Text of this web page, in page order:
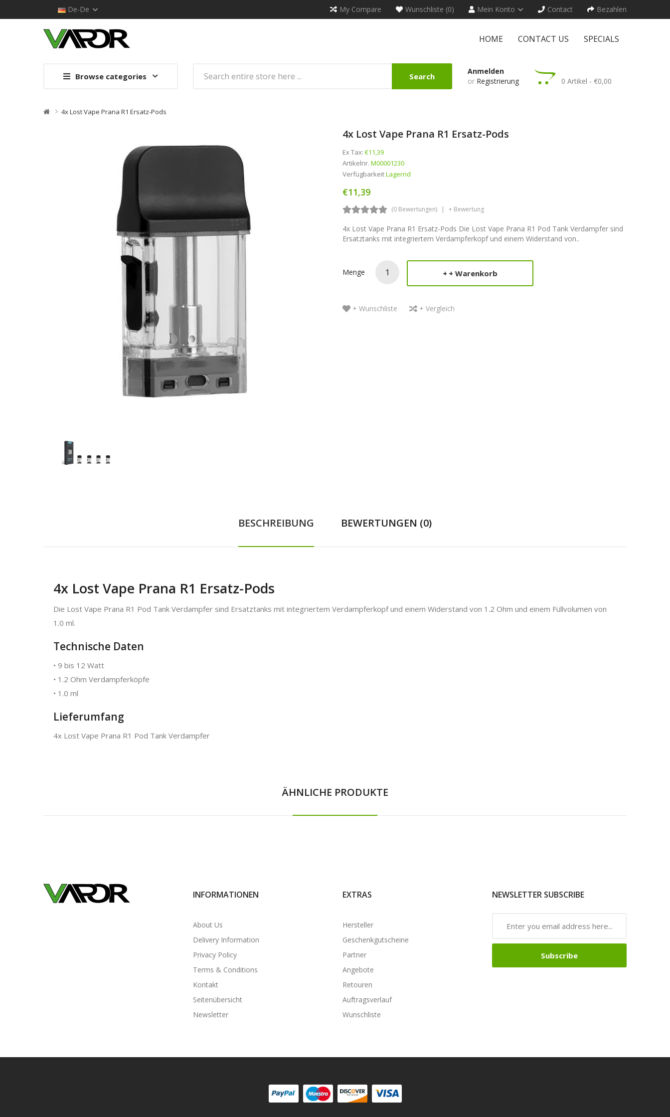
De-De My Compare Wunschliste (0) Mein Konto Contact Bezahlen
HOME CONTACT US SPECIALS
Browse categories Search
Anmelden
or Registrierung 0 Artikel - €0,00
4x Lost Vape Prana R1 Ersatz-Pods
4x Lost Vape Prana R1 Ersatz-Pods
Ex Tax: €11,39
Artikelnr. M00001230
VerfügbarkeitLagernd
€11,39
(0 Bewertungen) + Bewertung
4x Lost Vape Prana R1 Ersatz-Pods Die Lost Vape Prana R1 Pod Tank Verdampfer sind
Ersatztanks mit integriertem Verdampferkopf und einem Widerstand von..
Menge + Warenkorb
+ Wunschliste + Vergleich
BESCHREIBUNG BEWERTUNGEN (0)
4x Lost Vape Prana R1 Ersatz-Pods
Die Lost Vape Prana R1 Pod Tank Verdampfer sind Ersatztanks mit integriertem Verdampferkopf und einem Widerstand von 1.2 Ohm und einem Füllvolumen von
1.0 ml.
Technische Daten
• 9 bis 12 Watt
• 1.2 Ohm Verdampferköpfe
• 1.0 ml
Lieferumfang
4x Lost Vape Prana R1 Pod Tank Verdampfer
ÄHNLICHE PRODUKTE
INFORMATIONEN
About Us
Delivery Information
Privacy Policy
Terms & Conditions
Kontakt
Seitenübersicht
Newsletter
EXTRAS
Hersteller
Geschenkgutscheine
Partner
Angebote
Retouren
Auftragsverlauf
Wunschliste
NEWSLETTER SUBSCRIBE
Subscribe